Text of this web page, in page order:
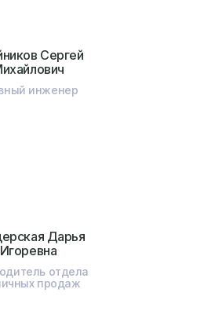
Сергей
инженер
Дарья
Игоревна
отдела
продаж